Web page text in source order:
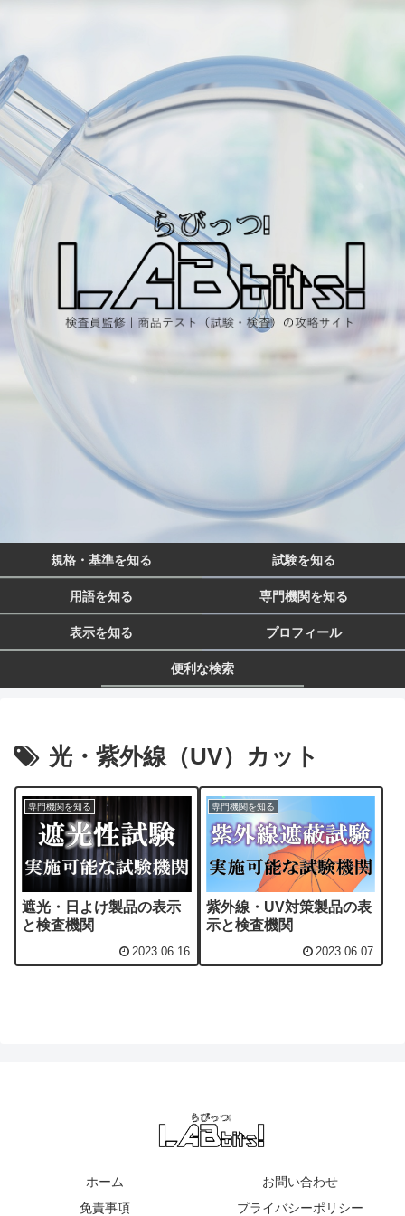
規格・基準を知る 試験を知る
用語を知る 専門機関を知る
表示を知る プロフィール
便利な検索
光・紫外線（UV）カット
専門機関を知る
遮光・日よけ製品の表示
と検査機関
2023.06.16
専門機関を知る
紫外線・UV対策製品の表
示と検査機関
2023.06.07
ホーム
お問い合わせ
免責事項
プライバシーポリシー